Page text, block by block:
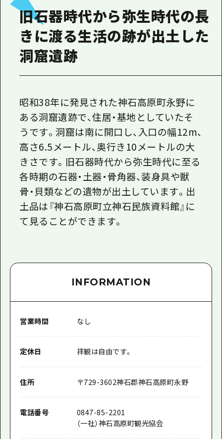
広島県の魅力を動画でご紹介！
よくあるご質問
メディア掲載情報
関連リンク
旧石器時代から弥生時代の長
きに渡る生活の跡が出土した
洞窟遺跡
昭和38年に発見された神石高原町永野に
ある洞窟遺跡で、住居・基地としていたそ
うです。洞窟は南に開口し、入口の幅12m、
高さ6.5メートル、奥行き10メートルの大
きさです。旧石器時代から弥生時代に至る
各時期の石器・土器・骨角器、装身具や獣
骨・貝類などの遺物が出土しています。出
土品は『神石高原町立神石民族資料館』に
て見ることができます。
INFORMATION
営業時間 なし
定休日 拝観は自由です。
住所 〒729-3602神石郡神石高原町永野
電話番号
0847-85-2201
（一社）神石高原町観光協会